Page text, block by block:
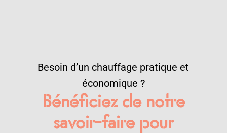
Besoin d’un chauffage pratique et
économique ?
Bénéficiez de notre
savoir-faire pour